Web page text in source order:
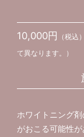
10,000円 （税込）
て異なります。）
ホワイトニング
がおこる可能性が